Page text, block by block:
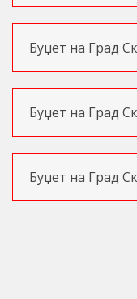
Буџет на Град
Буџет на Град
Буџет на Град